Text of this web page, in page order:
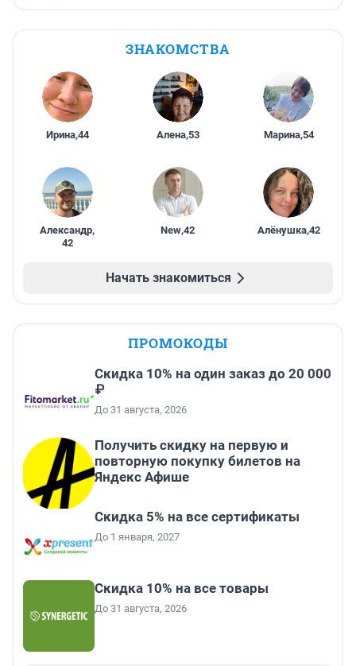
ЗНАКОМСТВА
Ирина,44 Алена,53 Марина,54
Александр,
42
New,42 Алёнушка,42
Начать знакомиться
ПРОМОКОДЫ
Скидка 10% на один заказ до 20 000
₽
До 31 августа, 2026
Получить скидку на первую и
повторную покупку билетов на
Яндекс Афише
Скидка 5% на все сертификаты
До 1 января, 2027
Скидка 10% на все товары
До 31 августа, 2026